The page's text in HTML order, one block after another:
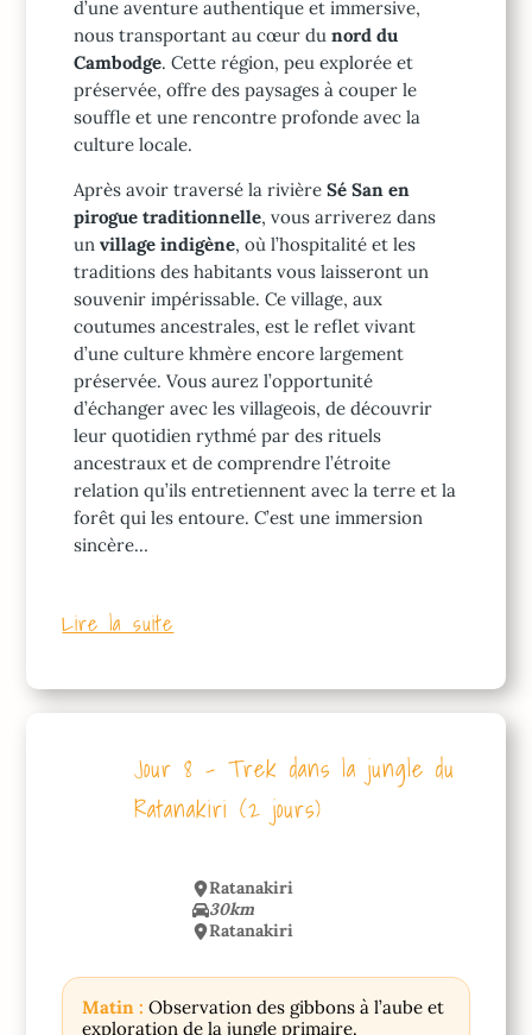
d’une aventure authentique et immersive,
nous transportant au cœur dunord du
Cambodge. Cette région, peu explorée et
préservée, offre des paysages à couper le
souffle et une rencontre profonde avec la
culture locale.
Après avoir traversé la rivièreSé San en
pirogue traditionnelle, vous arriverez dans
unvillage indigène, où l’hospitalité et les
traditions des habitants vous laisseront un
souvenir impérissable. Ce village, aux
coutumes ancestrales, est le reflet vivant
d’une culture khmère encore largement
préservée. Vous aurez l’opportunité
d’échanger avec les villageois, de découvrir
leur quotidien rythmé par des rituels
ancestraux et de comprendre l’étroite
relation qu’ils entretiennent avec la terre et la
forêt qui les entoure. C’est une immersion
sincère…
Lire la suite
Jour 8 – Trek dans la jungle du
Ratanakiri (2 jours)
Ratanakiri
30km
Ratanakiri
Matin : Observation des gibbons à l’aube et
exploration de la jungle primaire.